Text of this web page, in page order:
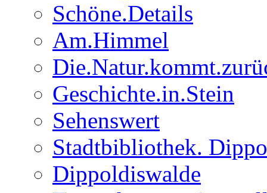
Schöne.Details
Am.Himmel
Geschichte.in.Stein
Sehenswert
Stadtbibliothek.
Dippoldiswalde